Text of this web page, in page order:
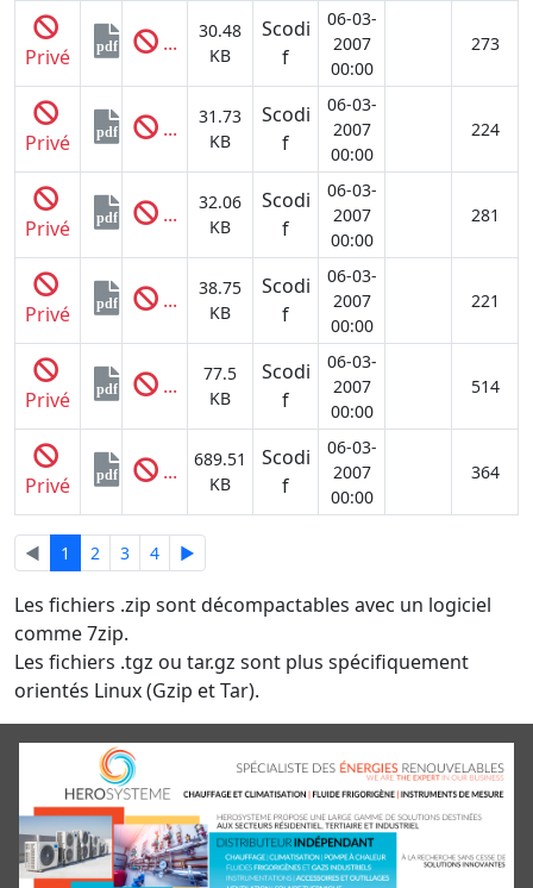
Privé pdf ...
30.48
KB
Scodi
f
06-03-
2007
00:00
273
Privé pdf ...
31.73
KB
Scodi
f
06-03-
2007
00:00
224
Privé pdf ...
32.06
KB
Scodi
f
06-03-
2007
00:00
281
Privé pdf ...
38.75
KB
Scodi
f
06-03-
2007
00:00
221
Privé pdf ...
77.5
KB
Scodi
f
06-03-
2007
00:00
514
Privé pdf ...
689.51
KB
Scodi
f
06-03-
2007
00:00
364
◄ 1 2 3 4 ►
Les fichiers .zip sont décompactables avec un logiciel
comme 7zip.
Les fichiers .tgz ou tar.gz sont plus spécifiquement
orientés Linux (Gzip et Tar).